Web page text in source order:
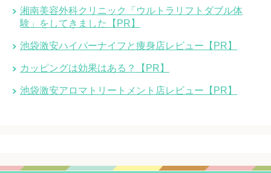
湘南美容外科クリニック「ウルトラリフトダブル体
験」をしてきました【PR】
池袋激安ハイパーナイフと痩身店レビュー【PR】
カッピングは効果はある？【PR】
池袋激安アロマトリートメント店レビュー【PR】